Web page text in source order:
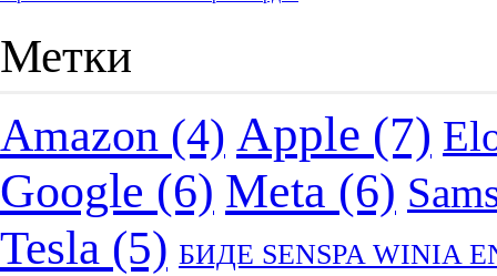
Метки
Amazon (4) Apple (7)
Google (6) Meta (6)
Tesla (5) БИДЕ SENSPA WINIA